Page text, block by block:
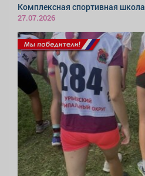
Комплексная спортивная школа
27.07.2026